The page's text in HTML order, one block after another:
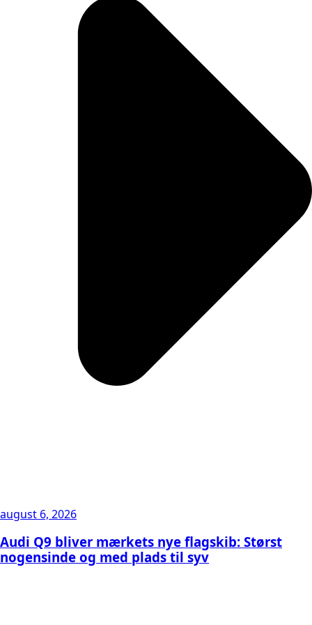
august 6, 2026
Audi Q9 bliver mærkets nye flagskib: Størst
nogensinde og med plads til syv